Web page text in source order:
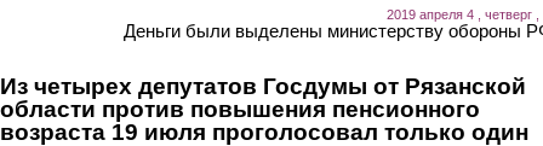
2019 апреля 4 , четверг ,
Деньги были выделены министерству обороны
Из четырех депутатов Госдумы от Рязанской
области против повышения пенсионного
возраста 19 июля проголосовал только один